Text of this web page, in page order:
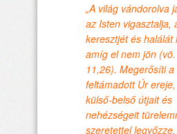
„A világ vándorolva
az Isten vigasztalja,
keresztjét és halálát
amíg el nem jön
11,26). Megerősíti a
feltámadott Úr
külső-belső útjait és
nehézségeit
szeretettel